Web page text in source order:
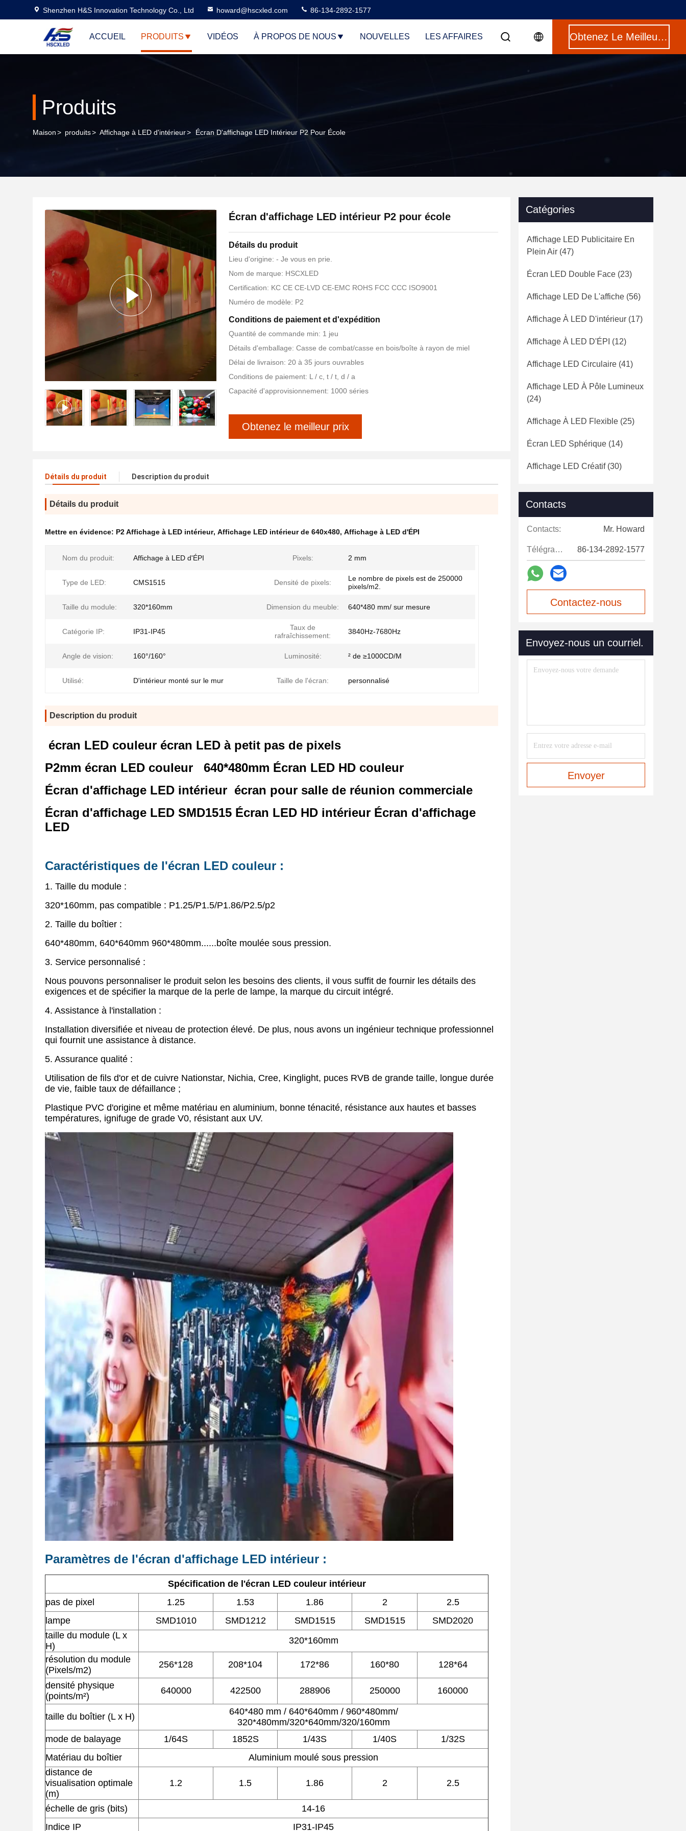
Shenzhen H&S Innovation Technology Co., Ltd howard@hscxled.com 86-134-2892-1577
ACCUEIL PRODUITS VIDÉOS À PROPOS DE NOUS NOUVELLES LES AFFAIRES Obtenez Le Meilleur Prix
Produits
Maison> produits> Affichage à LED d'intérieur> Écran D'affichage LED Intérieur P2 Pour École
Écran d'affichage LED intérieur P2 pour école
Détails du produit
Lieu d'origine: - Je vous en prie.
Nom de marque: HSCXLED
Certification: KC CE CE-LVD CE-EMC ROHS FCC CCC ISO9001
Numéro de modèle: P2
Conditions de paiement et d'expédition
Quantité de commande min: 1 jeu
Détails d'emballage: Casse de combat/casse en bois/boîte à rayon de miel
Délai de livraison: 20 à 35 jours ouvrables
Conditions de paiement: L / c, t / t, d / a
Capacité d'approvisionnement: 1000 séries
Obtenez le meilleur prix
Détails du produit Description du produit
Détails du produit
Mettre en évidence: P2 Affichage à LED intérieur, Affichage LED intérieur de 640x480, Affichage à LED d'ÉPI
Nom du produit: Affichage à LED d'ÉPI Pixels: 2 mm
Type de LED: CMS1515 Densité de pixels:
Le nombre de pixels est de 250000
pixels/m2.
Taille du module: 320*160mm Dimension du meuble: 640*480 mm/ sur mesure
Catégorie IP: IP31-IP45
Taux de
rafraîchissement:
3840Hz-7680Hz
Angle de vision: 160°/160° Luminosité: ² de ≥1000CD/M
Utilisé: D'intérieur monté sur le mur Taille de l'écran: personnalisé
Description du produit
écran LED couleur écran LED à petit pas de pixels
P2mm écran LED couleur
640*480mm Écran LED HD couleur
Écran d'affichage LED intérieur écran pour salle de réunion commerciale
Écran d'affichage LED SMD1515 Écran LED HD intérieur Écran d'affichage
LED
Caractéristiques de l'écran LED couleur :
1. Taille du module :
320*160mm, pas compatible : P1.25/P1.5/P1.86/P2.5/p2
2. Taille du boîtier :
640*480mm, 640*640mm 960*480mm......boîte moulée sous pression.
3. Service personnalisé :
Nous pouvons personnaliser le produit selon les besoins des clients, il vous suffit de fournir les détails des
exigences et de spécifier la marque de la perle de lampe, la marque du circuit intégré.
4. Assistance à l'installation :
Installation diversifiée et niveau de protection élevé. De plus, nous avons un ingénieur technique professionnel
qui fournit une assistance à distance.
5. Assurance qualité :
Utilisation de fils d'or et de cuivre Nationstar, Nichia, Cree, Kinglight, puces RVB de grande taille, longue durée
de vie, faible taux de défaillance ;
Plastique PVC d'origine et même matériau en aluminium, bonne ténacité, résistance aux hautes et basses
températures, ignifuge de grade V0, résistant aux UV.
Paramètres de l'écran d'affichage LED intérieur :
Spécification de l'écran LED couleur intérieur
pas de pixel
1.25 1.53 1.86 2
2.5
lampe
SMD1010 SMD1212 SMD1515 SMD1515
SMD2020
taille du module (L x
H)
320*160mm
résolution du module
(Pixels/m2)
256*128 208*104 172*86 160*80 128*64
densité physique
(points/m²)
640000 422500 288906 250000 160000
taille du boîtier (L x H)
640*480 mm / 640*640mm / 960*480mm/
320*480mm/320*640mm/320/160mm
mode de balayage
1/64S 1852S 1/43S 1/40S
1/32S
Matériau du boîtier
Aluminium moulé sous pression
distance de
visualisation optimale
(m)
1.2 1.5 1.86 2 2.5
échelle de gris (bits)
14-16
Indice IP
IP31-IP45
Catégories
Affichage LED Publicitaire En
Plein Air (47)
Écran LED Double Face (23)
Affichage LED De L'affiche (56)
Affichage À LED D'intérieur (17)
Affichage À LED D'ÉPI (12)
Affichage LED Circulaire (41)
Affichage LED À Pôle Lumineux
(24)
Affichage À LED Flexible (25)
Écran LED Sphérique (14)
Affichage LED Créatif(30)
Contacts
Contacts: Mr. Howard
Télégramme: 86-134-2892-1577
Contactez-nous
Envoyez-nous un courriel.
Envoyer